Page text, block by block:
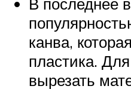
канва,
пластика.
вырезать